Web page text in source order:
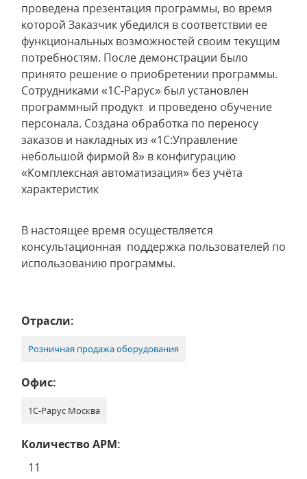
проведена презентация программы, во время
которой Заказчик убедился в соответствии ее
функциональных возможностей своим текущим
потребностям. После демонстрации было
принято решение о приобретении программы.
Сотрудниками «1С-Рарус» был установлен
программный продукт и проведено обучение
персонала. Создана обработка по переносу
заказов и накладных из «1С:Управление
небольшой фирмой 8» в конфигурацию
«Комплексная автоматизация» без учёта
характеристик
В настоящее время осуществляется
консультационная поддержка пользователей по
использованию программы.
Отрасли:
Розничная продажа оборудования
Офис:
1С-Рарус Москва
Количество АРМ:
11